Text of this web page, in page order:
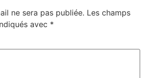
ne sera pas publiée. Les champs
avec *